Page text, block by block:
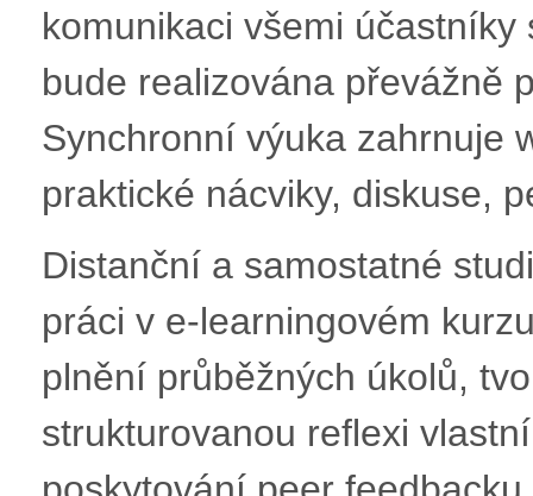
komunikaci všemi
bude realizována převážně
Synchronní výuka zahrnuje
praktické nácviky, diskuse,
Distanční a samostatné
práci v e-learningovém
plnění průběžných úkolů,
strukturovanou reflexi